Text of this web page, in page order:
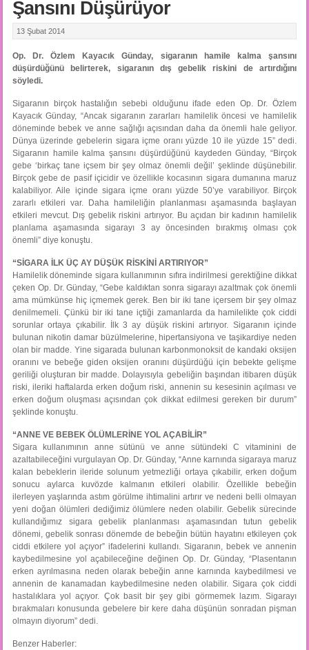
Şansını Düşürüyor
13 Şubat 2014
Op. Dr. Özlem Kayacık Günday, sigaranın hamile kalma şansını
düşürdüğünü belirterek, sigaranın dış gebelik riskini de artırdığını
söyledi.
Sigaranın birçok hastalığın sebebi olduğunu ifade eden Op. Dr. Özlem
Kayacık Günday, “Ancak sigaranın zararları hamilelik öncesi ve hamilelik
döneminde bebek ve anne sağlığı açısından daha da önemli hale geliyor.
Dünya üzerinde gebelerin sigara içme oranı yüzde 10 ile yüzde 15” dedi.
Sigaranın hamile kalma şansını düşürdüğünü kaydeden Günday, “Birçok
gebe ‘birkaç tane içsem bir şey olmaz önemli değil’ şeklinde düşünebilir.
Birçok gebe de pasif içicidir ve özellikle kocasının sigara dumanına maruz
kalabiliyor. Aile içinde sigara içme oranı yüzde 50’ye varabiliyor. Birçok
zararlı etkileri var. Daha hamileliğin planlanması aşamasında başlayan
etkileri mevcut. Dış gebelik riskini artırıyor. Bu açıdan bir kadının hamilelik
planlama aşamasında sigarayı 3 ay öncesinden bırakmış olması çok
önemli” diye konuştu.
“SİGARA İLK ÜÇ AY DÜŞÜK RİSKİNİ ARTIRIYOR”
Hamilelik döneminde sigara kullanımının sıfıra indirilmesi gerektiğine dikkat
çeken Op. Dr. Günday, “Gebe kaldıktan sonra sigarayı azaltmak çok önemli
ama mümkünse hiç içmemek gerek. Ben bir iki tane içersem bir şey olmaz
denilmemeli. Çünkü bir iki tane içtiği zamanlarda da hamilelikte çok ciddi
sorunlar ortaya çıkabilir. İlk 3 ay düşük riskini artırıyor. Sigaranın içinde
bulunan nikotin damar büzülmelerine, hipertansiyona ve taşikardiye neden
olan bir madde. Yine sigarada bulunan karbonmonoksit de kandaki oksijen
oranını ve bebeğe giden oksijen oranını düşürdüğü için bebekte gelişme
geriliği oluşturan bir madde. Dolayısıyla gebeliğin başından itibaren düşük
riski, ileriki haftalarda erken doğum riski, annenin su kesesinin açılması ve
erken doğum oluşması açısından çok dikkat edilmesi gereken bir durum”
şeklinde konuştu.
“ANNE VE BEBEK ÖLÜMLERİNE YOL AÇABİLİR”
Sigara kullanımının anne sütünü ve anne sütündeki C vitaminini de
azaltabileceğini vurgulayan Op. Dr. Günday, “Anne karnında sigaraya maruz
kalan bebeklerin ileride solunum yetmezliği ortaya çıkabilir, erken doğum
sonucu aylarca kuvözde kalmanın etkileri olabilir. Özellikle bebeğin
ilerleyen yaşlarında astım görülme ihtimalini artırır ve nedeni belli olmayan
yeni doğan ölümleri dediğimiz ölümlere neden olabilir. Gebelik sürecinde
kullandığımız sigara gebelik planlanması aşamasından tutun gebelik
dönemi, gebelik sonrası dönemde de bebeğin bütün hayatını etkileyen çok
ciddi etkilere yol açıyor” ifadelerini kullandı. Sigaranın, bebek ve annenin
kaybedilmesine yol açabileceğine değinen Op. Dr. Günday, “Plasentanın
erken ayrılmasına neden olarak bebeğin anne karnında kaybedilmesi ve
annenin de kanamadan kaybedilmesine neden olabilir. Sigara çok ciddi
hastalıklara yol açıyor. Çok basit bir şey gibi görmemek lazım. Sigarayı
bırakmaları konusunda gebelere bir kere daha düşünün sonradan pişman
olmayın diyorum” dedi.
Benzer Haberler: